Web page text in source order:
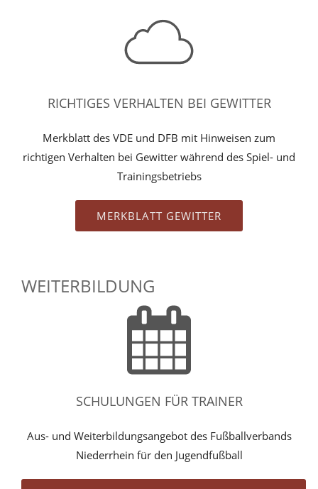
RICHTIGES VERHALTEN BEI GEWITTER
Merkblatt des VDE und DFB mit Hinweisen zum
richtigen Verhalten bei Gewitter während des Spiel- und
Trainingsbetriebs
MERKBLATT GEWITTER
WEITERBILDUNG
SCHULUNGEN FÜR TRAINER
Aus- und Weiterbildungsangebot des Fußballverbands
Niederrhein für den Jugendfußball